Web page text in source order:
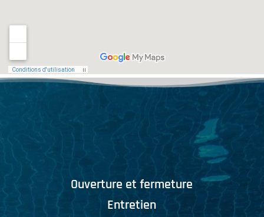
Ouverture et fermeture
Entretien